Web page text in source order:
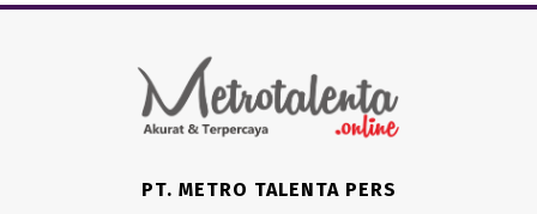
PT. METRO TALENTA PERS